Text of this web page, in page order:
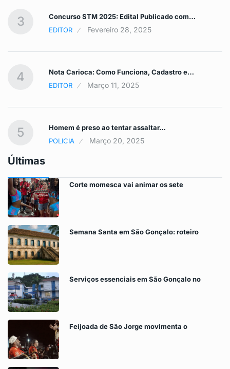
3
Concurso STM 2025: Edital Publicado com…
EDITOR
Fevereiro 28, 2025
4
Nota Carioca: Como Funciona, Cadastro e…
EDITOR
Março 11, 2025
5
Homem é preso ao tentar assaltar…
POLICIA
Março 20, 2025
Últimas
Corte momesca vai animar os sete
Semana Santa em São Gonçalo: roteiro
Serviços essenciais em São Gonçalo no
Feijoada de São Jorge movimenta o